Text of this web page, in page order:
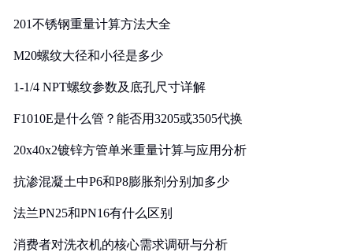
201不锈钢重量计算方法大全
M20螺纹大径和小径是多少
1-1/4 NPT螺纹参数及底孔尺寸详解
F1010E是什么管？能否用3205或3505代换
20x40x2镀锌方管单米重量计算与应用分析
抗渗混凝土中P6和P8膨胀剂分别加多少
法兰PN25和PN16有什么区别
消费者对洗衣机的核心需求调研与分析